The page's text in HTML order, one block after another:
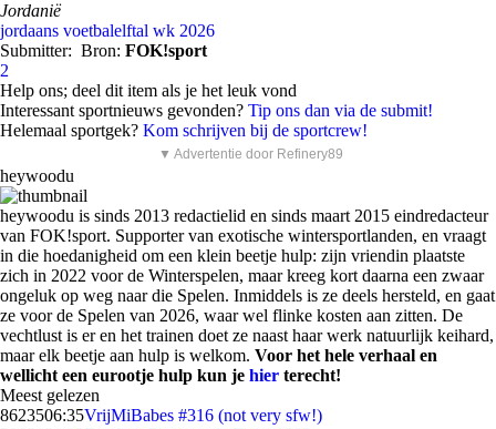
Jordanië
jordaans voetbalelftal wk 2026
Submitter: Bron: FOK!sport
2
Help ons; deel dit item als je het leuk vond
Interessant sportnieuws gevonden? Tip ons dan via de submit!
Helemaal sportgek? Kom schrijven bij de sportcrew!
▼ Advertentie door Refinery89
heywoodu
heywoodu is sinds 2013 redactielid en sinds maart 2015 eindredacteur
van FOK!sport. Supporter van exotische wintersportlanden, en vraagt
in die hoedanigheid om een klein beetje hulp: zijn vriendin plaatste
zich in 2022 voor de Winterspelen, maar kreeg kort daarna een zwaar
ongeluk op weg naar die Spelen. Inmiddels is ze deels hersteld, en gaat
ze voor de Spelen van 2026, waar wel flinke kosten aan zitten. De
vechtlust is er en het trainen doet ze naast haar werk natuurlijk keihard,
maar elk beetje aan hulp is welkom. Voor het hele verhaal en
wellicht een eurootje hulp kun je hier terecht!
Meest gelezen
8623506:35VrijMiBabes #316 (not very sfw!)